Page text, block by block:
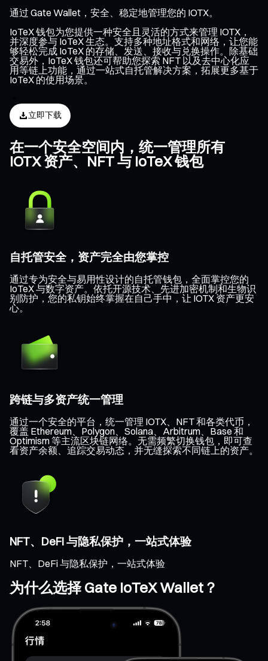
通过 Gate Wallet，安全、稳定地管理您的 IOTX。
IoTeX 钱包为您提供一种安全且灵活的方式来管理 IOTX，
并深度参与 IoTeX 生态。支持多种地址格式和网络，让您能
够轻松完成 IoTeX 的存储、发送、接收与兑换操作。除基础
交易外，IoTeX 钱包还可帮助您探索 NFT 以及去中心化应
用等链上功能，通过一站式自托管解决方案，拓展更多基于
IoTeX 的使用场景。
立即下载
在一个安全空间内，统一管理所有
IOTX 资产、NFT 与 IoTeX 钱包
自托管安全，资产完全由您掌控
通过专为安全与易用性设计的自托管钱包，全面掌控您的
IoTeX 与数字资产。依托开源技术、先进加密机制和生物识
别防护，您的私钥始终掌握在自己手中，让 IOTX 资产更安
心。
跨链与多资产统一管理
通过一个安全的平台，统一管理 IOTX、NFT 和各类代币，
覆盖 Ethereum、Polygon、Solana、Arbitrum、Base 和
Optimism 等主流区块链网络。无需频繁切换钱包，即可查
看资产余额、追踪交易动态，并无缝探索不同链上的资产。
NFT、DeFi 与隐私保护，一站式体验
NFT、DeFi 与隐私保护，一站式体验
为什么选择 Gate IoTeX Wallet？